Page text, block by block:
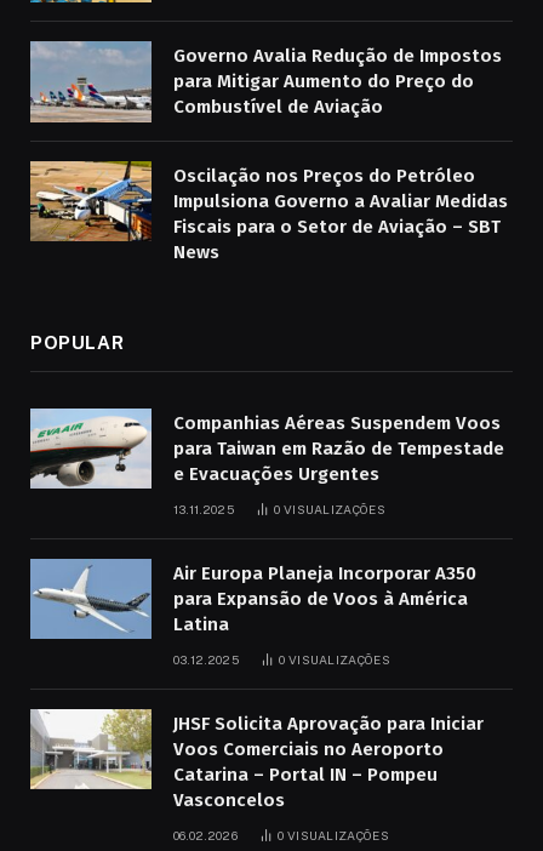
Governo Avalia Redução de Impostos
para Mitigar Aumento do Preço do
Combustível de Aviação
Oscilação nos Preços do Petróleo
Impulsiona Governo a Avaliar Medidas
Fiscais para o Setor de Aviação – SBT
News
POPULAR
Companhias Aéreas Suspendem Voos
para Taiwan em Razão de Tempestade
e Evacuações Urgentes
13.11.2025 0 VISUALIZAÇÕES
Air Europa Planeja Incorporar A350
para Expansão de Voos à América
Latina
03.12.2025 0 VISUALIZAÇÕES
JHSF Solicita Aprovação para Iniciar
Voos Comerciais no Aeroporto
Catarina – Portal IN – Pompeu
Vasconcelos
06.02.2026 0 VISUALIZAÇÕES